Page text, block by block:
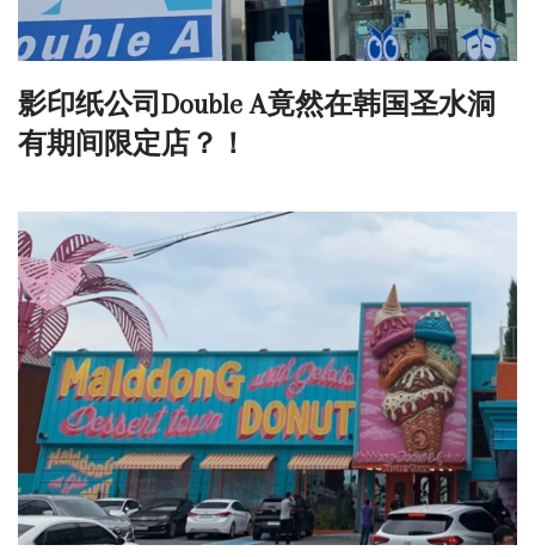
影印纸公司Double A竟然在韩国圣水洞
有期间限定店？！